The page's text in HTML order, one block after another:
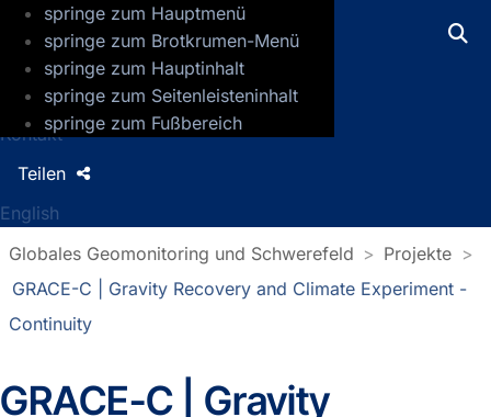
springe zum Hauptmenü
springe zum Brotkrumen-Menü
springe zum Hauptinhalt
springe zum Seitenleisteninhalt
springe zum Fußbereich
GFZ Helmholtz-Zentrum für
Presse
Jobs
Kontakt
English
Teilen
Globales Geomonitoring und Schwerefeld
Projekte
GRACE-C | Gravity Recovery and Climate Experiment -
Continuity
GRACE-C | Gravity